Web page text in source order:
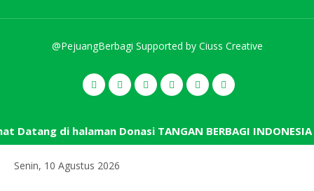
Senin, 10 Agustus 2026
@PejuangBerbagi Supported by Ciuss Creative
Datang di halaman Donasi TANGAN BERBAGI INDONESIA